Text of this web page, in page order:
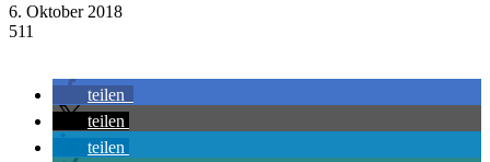
6. Oktober 2018
511
teilen
teilen
teilen